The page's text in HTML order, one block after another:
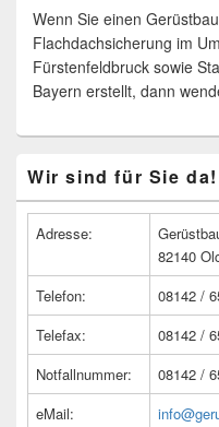
Wenn Sie einen
Flachdachsicherung im
Fürstenfeldbruck sowie
Bayern erstellt, dann
Seitenleisten
Widget-
Wir sind für Sie da!
Adresse:
82140
Telefon:
08142 /
Telefax:
08142 /
Notfallnummer:
08142 /
eMail: